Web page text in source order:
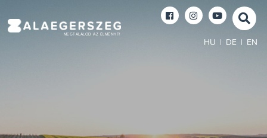
MEGTALÁLOD AZ ÉLMÉNYT!
HU DE EN